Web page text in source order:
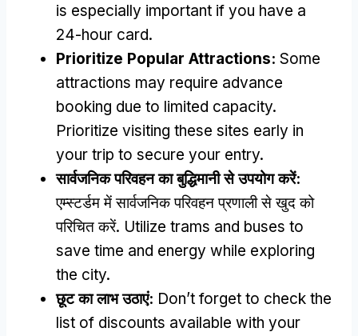
is especially important if you have a
24-hour card.
Prioritize Popular Attractions: Some
attractions may require advance
booking due to limited capacity.
Prioritize visiting these sites early in
your trip to secure your entry.
सार्वजनिक परिवहन का बुद्धिमानी से उपयोग करें:
एम्स्टर्डम में सार्वजनिक परिवहन प्रणाली से खुद को
परिचित करें. Utilize trams and buses to
save time and energy while exploring
the city.
छूट का लाभ उठाएं: Don’t forget to check the
list of discounts available with your